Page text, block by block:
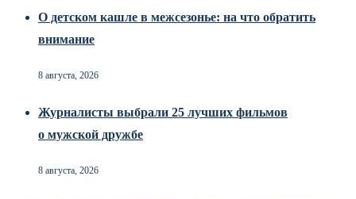
О детском кашле в межсезонье: на что обратить
внимание
8 августа, 2026
Журналисты выбрали 25 лучших фильмов
о мужской дружбе
8 августа, 2026